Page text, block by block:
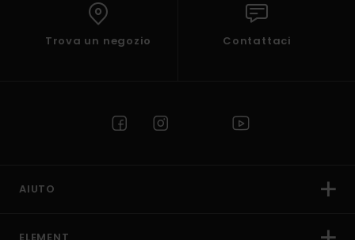
Trova un negozio Contattaci
AIUTO